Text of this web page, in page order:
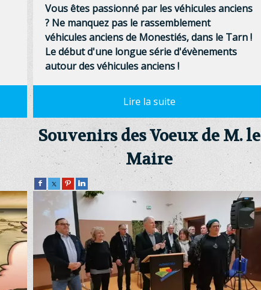
Vous êtes passionné par les véhicules anciens
? Ne manquez pas le rassemblement
véhicules anciens de Monestiés, dans le Tarn !
Le début d'une longue série d'évènements
autour des véhicules anciens !
Souvenirs des Voeux de M. le
Maire